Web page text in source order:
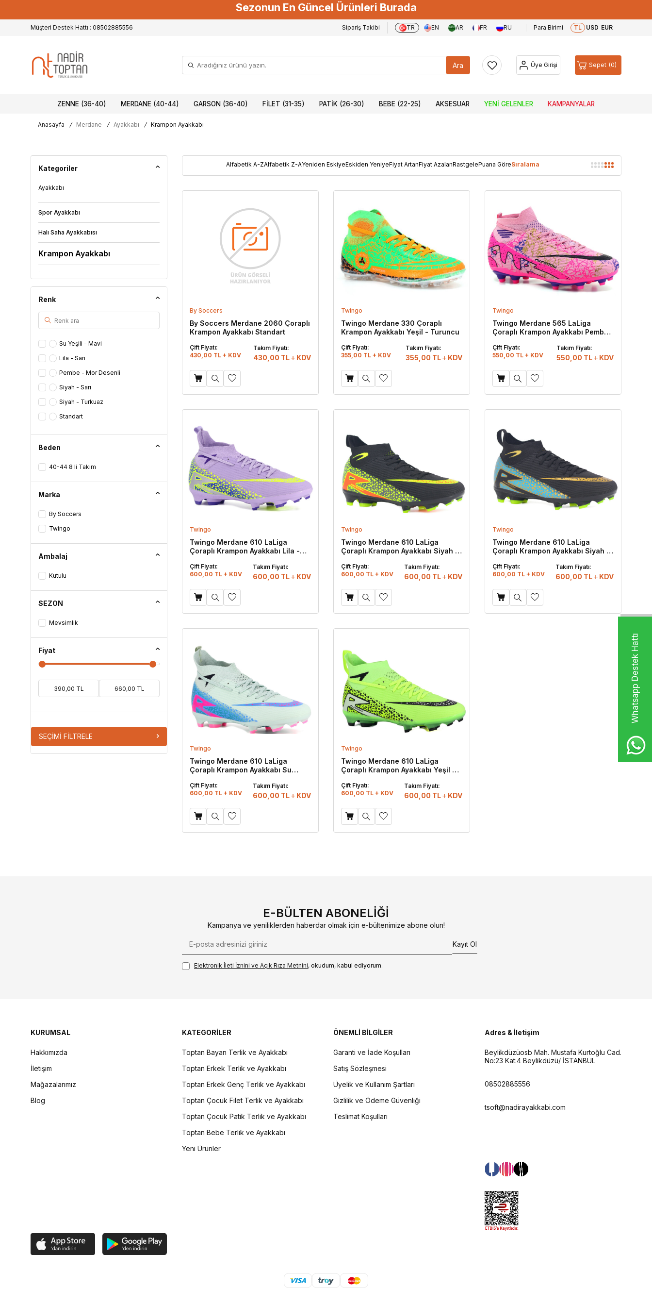
Whatsapp Destek Hattı
Sezonun En Güncel Ürünleri Burada
Müşteri Destek Hattı : 08502885556 Sipariş Takibi TR EN AR FR RU Para Birimi TL USD EUR
Ara Üye Girişi Sepet 0
ZENNE (36-40) MERDANE (40-44) GARSON (36-40) FILET (31-35) PATIK (26-30) BEBE (22-25) AKSESUAR YENI GELENLER KAMPANYALAR
Anasayfa / Merdane / Ayakkabı / Krampon Ayakkabı
Kategoriler
Ayakkabı
Spor Ayakkabı
Halı Saha Ayakkabısı
Krampon Ayakkabı
Lastik Ayakkabı
Günlük Ayakkabı
Keten Ayakkabı
Ev Botu
Panduf
Klasik
Espadril
Sandalet
Renk
Su Yeşili - Mavi
Lila - Sarı
Pembe - Mor Desenli
Siyah - Sarı
Siyah - Turkuaz
Standart
Yeşil - Turuncu
Beden
40-44 8 li Takım
Marka
By Soccers
Twingo
Ambalaj
Kutulu
SEZON
Mevsimlik
Fiyat
SEÇIMI FILTRELE
Alfabetik A-ZAlfabetik Z-AYeniden EskiyeEskiden YeniyeFiyat ArtanFiyat AzalanRastgelePuana GöreSıralama
By Soccers
By Soccers Merdane 2060 Çoraplı
Krampon Ayakkabı Standart
Çift Fiyatı:
430,00 TL + KDV
Takım Fiyatı:
430,00 TL KDV
Twingo
Twingo Merdane 330 Çoraplı
Krampon Ayakkabı Yeşil - Turuncu
Çift Fiyatı:
355,00 TL + KDV
Takım Fiyatı:
355,00 TL KDV
Twingo
Twingo Merdane 565 LaLiga
Çoraplı Krampon Ayakkabı Pembe -
Çift Fiyatı:
550,00 TL + KDV
Takım Fiyatı:
550,00 TL KDV
Twingo
Twingo Merdane 610 LaLiga
Çoraplı Krampon Ayakkabı Lila -
Çift Fiyatı:
600,00 TL + KDV
Takım Fiyatı:
600,00 TL KDV
Twingo
Twingo Merdane 610 LaLiga
Çoraplı Krampon Ayakkabı Siyah -
Çift Fiyatı:
600,00 TL + KDV
Takım Fiyatı:
600,00 TL KDV
Twingo
Twingo Merdane 610 LaLiga
Çoraplı Krampon Ayakkabı Siyah -
Çift Fiyatı:
600,00 TL + KDV
Takım Fiyatı:
600,00 TL KDV
Twingo
Twingo Merdane 610 LaLiga
Çoraplı Krampon Ayakkabı Su
Çift Fiyatı:
600,00 TL + KDV
Takım Fiyatı:
600,00 TL KDV
Twingo
Twingo Merdane 610 LaLiga
Çoraplı Krampon Ayakkabı Yeşil -
Çift Fiyatı:
600,00 TL + KDV
Takım Fiyatı:
600,00 TL KDV
E-BÜLTEN ABONELIĞI
Kampanya ve yeniliklerden haberdar olmak için e-bültenimize abone olun!
Kayıt Ol
Elektronik İleti İzni‌ni ve Açık Rıza Metni‌ni, okudum, kabul ediyorum.
KURUMSAL
Hakkımızda
İletişim
Mağazalarımız
Blog
KATEGORİLER
Toptan Bayan Terlik ve Ayakkabı
Toptan Erkek Terlik ve Ayakkabı
Toptan Erkek Genç Terlik ve Ayakkabı
Toptan Çocuk Filet Terlik ve Ayakkabı
Toptan Çocuk Patik Terlik ve Ayakkabı
Toptan Bebe Terlik ve Ayakkabı
Yeni Ürünler
ÖNEMLİ BİLGİLER
Garanti ve İade Koşulları
Satış Sözleşmesi
Üyelik ve Kullanım Şartları
Gizlilik ve Ödeme Güvenliği
Teslimat Koşulları
Adres & İletişim
Beylikdüzüosb Mah. Mustafa Kurtoğlu Cad.
No:23 Kat:4 Beylikdüzü/ İSTANBUL
08502885556
tsoft@nadirayakkabi.com